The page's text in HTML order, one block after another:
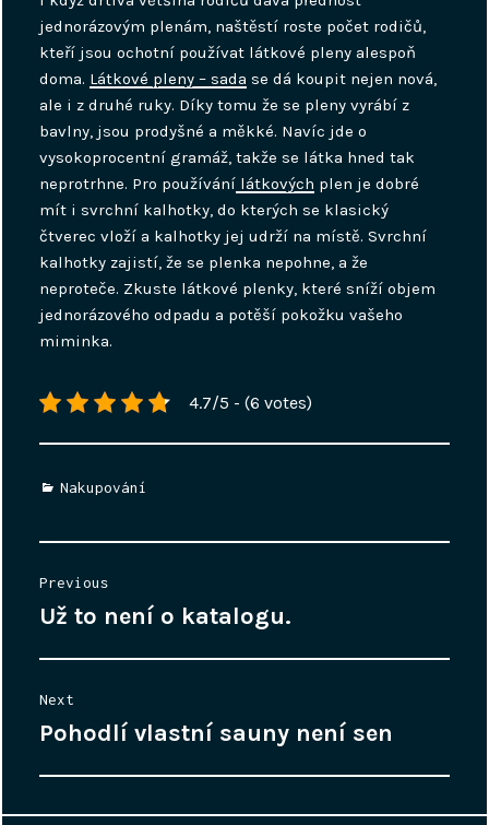
jednorázovým plenám, naštěstí roste počet rodičů,
kteří jsou ochotní používat látkové pleny alespoň
doma. Látkové pleny – sada se dá koupit nejen nová,
ale i z druhé ruky. Díky tomu že se pleny vyrábí z
bavlny, jsou prodyšné a měkké. Navíc jde o
vysokoprocentní gramáž, takže se látka hned tak
neprotrhne. Pro používání látkových plen je dobré
mít i svrchní kalhotky, do kterých se klasický
čtverec vloží a kalhotky jej udrží na místě. Svrchní
kalhotky zajistí, že se plenka nepohne, a že
neproteče. Zkuste látkové plenky, které sníží objem
jednorázového odpadu a potěší pokožku vašeho
miminka.
4.7/5 - (6 votes)
Categories
Nakupování
pro
Previous
Previous
Už to není o katalogu.
Next
Next
Pohodlí vlastní sauny není sen